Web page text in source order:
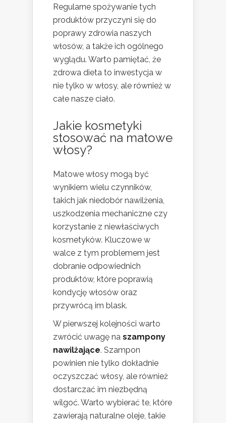
Regularne spożywanie tych
produktów przyczyni się do
poprawy zdrowia naszych
włosów, a także ich ogólnego
wyglądu. Warto pamiętać, że
zdrowa dieta to inwestycja w
nie tylko w włosy, ale również w
całe nasze ciało.
Jakie kosmetyki
stosować na matowe
włosy?
Matowe włosy mogą być
wynikiem wielu czynników,
takich jak niedobór nawilżenia,
uszkodzenia mechaniczne czy
korzystanie z niewłaściwych
kosmetyków. Kluczowe w
walce z tym problemem jest
dobranie odpowiednich
produktów, które poprawią
kondycję włosów oraz
przywrócą im blask.
W pierwszej kolejności warto
zwrócić uwagę na szampony
nawilżające. Szampon
powinien nie tylko dokładnie
oczyszczać włosy, ale również
dostarczać im niezbędną
wilgoć. Warto wybierać te, które
zawierają naturalne oleje, takie